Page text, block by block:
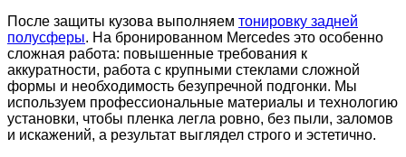
После защиты кузова выполняем тонировку задней
полусферы. На бронированном Mercedes это особенно
сложная работа: повышенные требования к
аккуратности, работа с крупными стеклами сложной
формы и необходимость безупречной подгонки. Мы
используем профессиональные материалы и технологию
установки, чтобы пленка легла ровно, без пыли, заломов
и искажений, а результат выглядел строго и эстетично.